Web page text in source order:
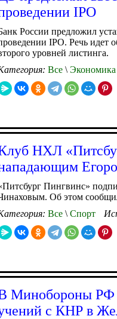
IPO
России предложил
IPO. Речь идет
уровней листинга.
Все \ Экономика
НХЛ
Пингвинс»
Об этом
Все \ Спорт
Минобороны РФ
с КНР в